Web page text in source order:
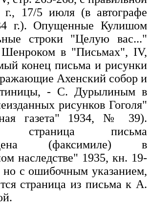
г., 17/5 июля (в автографе
г.). Опущенные Кулишом
строки "Целую вас..."
Шенроком в "Письмах", IV,
конец письма и рисунки
Ахенский собор и
- С. Дурылиным в
рисунков Гоголя"
газета" 1934, № 39).
страница письма
(факсимиле) в
наследстве" 1935, кн. 19-
но с ошибочным указанием,
страница из письма к А.